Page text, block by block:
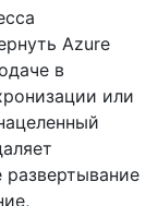
Azure
в
или